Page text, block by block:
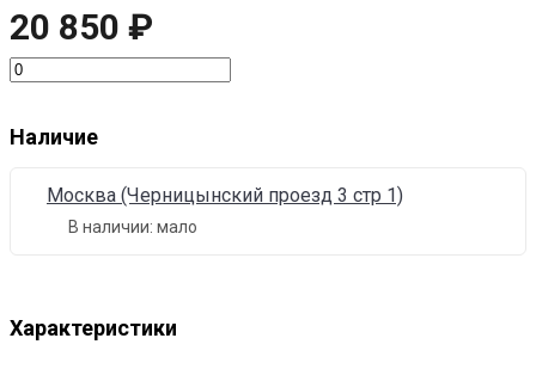
20 850 ₽
Наличие
Москва (Черницынский проезд 3 стр 1)
В наличии: мало
Характеристики